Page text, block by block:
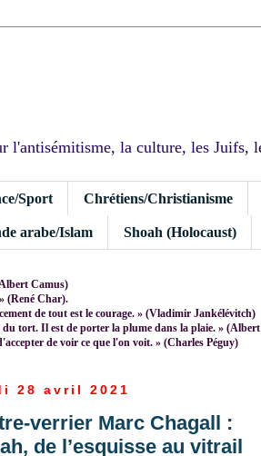
l'antisémitisme, la culture, les
Sport Chrétiens/Christianisme
arabe/Islam Shoah (Holocaust)
Camus)
(René Char).
de tout est le courage. » (Vladimir Jankélévitch)
tort. Il est de porter la plume dans la plaie. »
de voir ce que l'on voit. » (Charles Péguy)
28 avril 2021
verrier Marc Chagall :
de l’esquisse au vitrail